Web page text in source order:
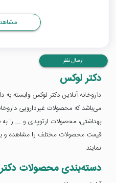
ارسال نظر
دکتر لوکس
داروخانه آنلاین دکتر لوکس وابسته به
می‌باشد که محصولات غیردارویی
بهداشتی، محصولات ارتوپدی و ... را
قیمت محصولات مختلف را مشاهده و
نمایند.
دسته‌بندی محصولات